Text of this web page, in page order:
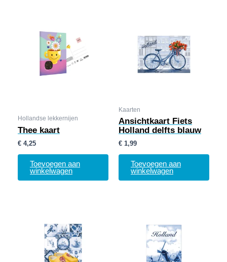
Hollandse lekkernijen
Thee kaart
€ 4,25
Toevoegen aan
winkelwagen
Kaarten
Ansichtkaart Fiets
Holland delfts blauw
€ 1,99
Toevoegen aan
winkelwagen